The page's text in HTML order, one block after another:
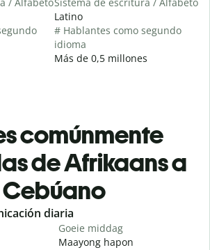
Latino
# Hablantes como segundo
idioma
Más de 0,5 millones
comúnmente
de Afrikaans a
Cebúano
diaria
Goeie middag
Maayong hapon